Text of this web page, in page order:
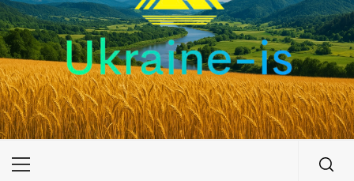
UKRAINE-IS
ПОДОРОЖI ПО УКРАЇНІ
Primary